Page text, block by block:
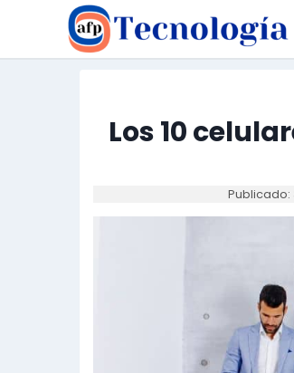
contenido
Los 10
Publicado: